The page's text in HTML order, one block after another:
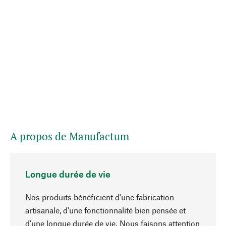
A propos de Manufactum
Longue durée de vie
Nos produits bénéficient d'une fabrication
artisanale, d'une fonctionnalité bien pensée et
d'une longue durée de vie. Nous faisons attention